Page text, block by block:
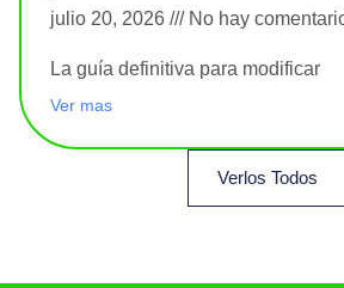
julio 20, 2026
No hay
La guía definitiva para modificar
Ver mas
Verlos Todos